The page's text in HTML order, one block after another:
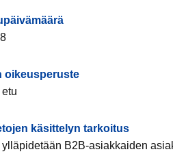
oikeusperuste
käsittelyn tarkoitus
ylläpidetään B2B-asiakkaiden